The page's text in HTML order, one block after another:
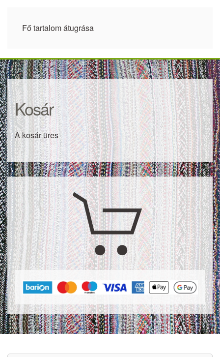
Fő tartalom átugrása
Kosár
A kosár üres